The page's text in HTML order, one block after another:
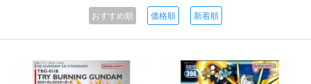
おすすめ順 価格順 新着順